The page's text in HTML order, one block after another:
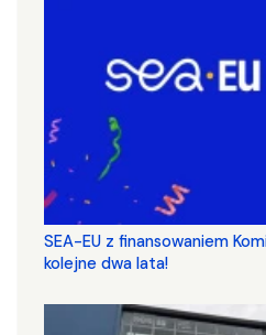
SEA-EU z finansowaniem
kolejne dwa lata!